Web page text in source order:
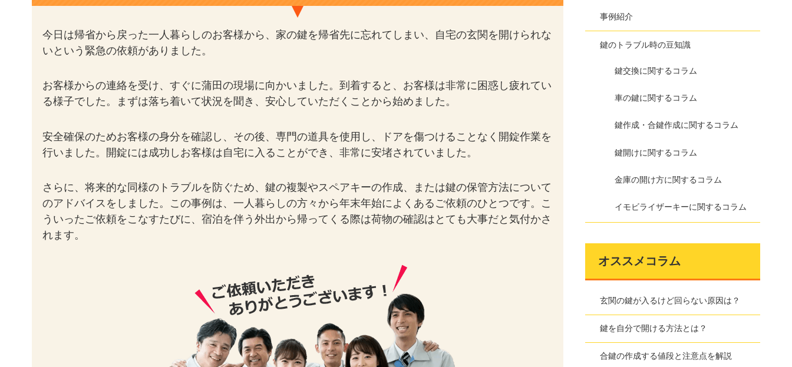
今日は帰省から戻った一人暮らしのお客様から、家の鍵を帰省先に忘れてしまい、自宅の玄関を開けられな
いという緊急の依頼がありました。
お客様からの連絡を受け、すぐに蒲田の現場に向かいました。到着すると、お客様は非常に困惑し疲れてい
る様子でした。まずは落ち着いて状況を聞き、安心していただくことから始めました。
安全確保のためお客様の身分を確認し、その後、専門の道具を使用し、ドアを傷つけることなく開錠作業を
行いました。開錠には成功しお客様は自宅に入ることができ、非常に安堵されていました。
さらに、将来的な同様のトラブルを防ぐため、鍵の複製やスペアキーの作成、または鍵の保管方法について
のアドバイスをしました。この事例は、一人暮らしの方々から年末年始によくあるご依頼のひとつです。こ
ういったご依頼をこなすたびに、宿泊を伴う外出から帰ってくる際は荷物の確認はとても大事だと気付かさ
れます。
事例紹介
鍵のトラブル時の豆知識
鍵交換に関するコラム
車の鍵に関するコラム
鍵作成・合鍵作成に関するコラム
鍵開けに関するコラム
金庫の開け方に関するコラム
イモビライザーキーに関するコラム
オススメコラム
玄関の鍵が入るけど回らない原因は？
鍵を自分で開ける方法とは？
合鍵の作成する値段と注意点を解説